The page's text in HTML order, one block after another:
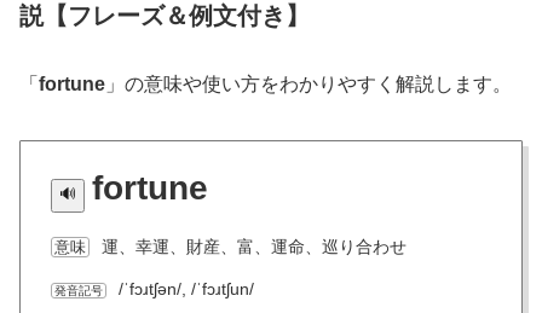
説【フレーズ＆例文付き】
「 fortune 」の意味や使い方をわかりやすく解説します。
fortune
意味 運、幸運、財産、富、運命、巡り合わせ
発音記号 /ˈfɔɹtʃən/, /ˈfɔɹtʃun/